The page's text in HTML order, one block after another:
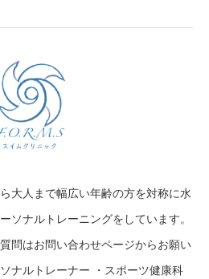
大人まで幅広い年齢の方を対称に水
ソナルトレーニングをしています。
問はお問い合わせページからお願い
ナルトレーナー ・スポーツ健康科